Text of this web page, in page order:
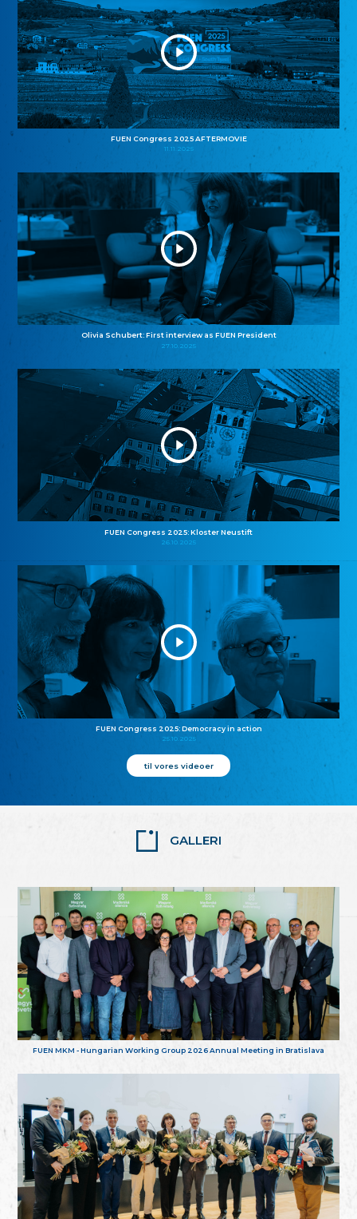
FUEN Congress 2025 AFTERMOVIE
11.11.2025
Olivia Schubert: First interview as FUEN President
27.10.2025
FUEN Congress 2025: Kloster Neustift
26.10.2025
FUEN Congress 2025: Democracy in action
25.10.2025
til vores videoer
GALLERI
FUEN MKM - Hungarian Working Group 2026 Annual Meeting in Bratislava